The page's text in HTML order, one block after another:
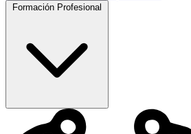
Formación Profesional